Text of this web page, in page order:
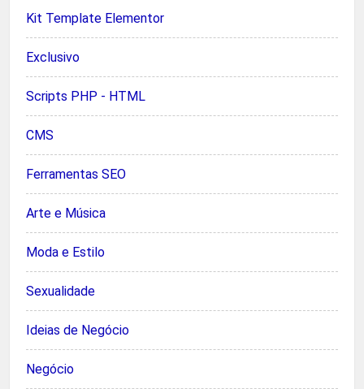
Kit Template Elementor
Exclusivo
Scripts PHP - HTML
CMS
Ferramentas SEO
Arte e Música
Moda e Estilo
Sexualidade
Ideias de Negócio
Negócio